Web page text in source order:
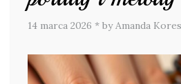
14 marca 2026 * by Amanda